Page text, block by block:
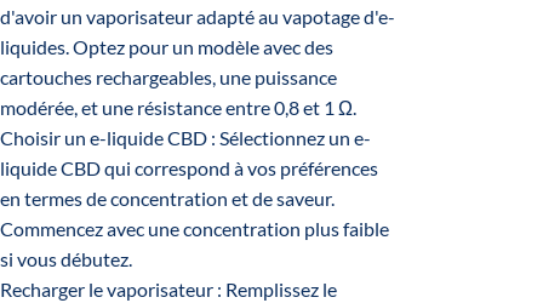
d'avoir un vaporisateur adapté au vapotage d'e-
liquides. Optez pour un modèle avec des
cartouches rechargeables, une puissance
modérée, et une résistance entre 0,8 et 1 Ω.
Choisir un e-liquide CBD : Sélectionnez un e-
liquide CBD qui correspond à vos préférences
en termes de concentration et de saveur.
Commencez avec une concentration plus faible
si vous débutez.
Recharger le vaporisateur : Remplissez le